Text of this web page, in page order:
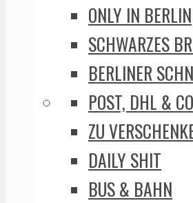
ONLY IN BERLIN
SCHWARZES
BERLINER
POST, DHL &
ZU
DAILY SHIT
BUS & BAHN